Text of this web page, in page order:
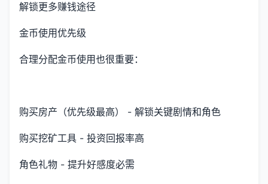
解锁更多赚钱途径
金币使用优先级
合理分配金币使用也很重要：
购买房产（优先级最高） - 解锁关键剧情和角色
购买挖矿工具 - 投资回报率高
角色礼物 - 提升好感度必需